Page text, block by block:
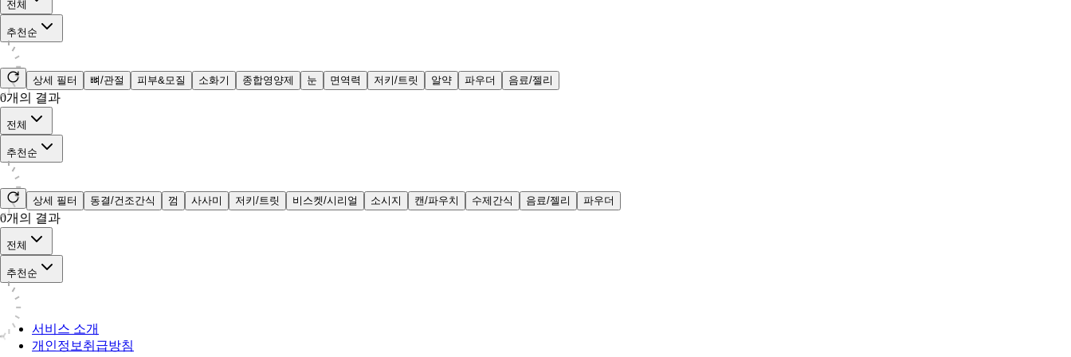
전체
추천순
상세 필터 뼈/관절 피부&모질 소화기 종합영양제 눈 면역력 저키/트릿 알약 파우더 음료/젤리
0개의 결과
전체
추천순
상세 필터 동결/건조간식 껌 사사미 저키/트릿 비스켓/시리얼 소시지 캔/파우치 수제간식 음료/젤리 파우더
0개의 결과
전체
추천순
서비스 소개
개인정보취급방침